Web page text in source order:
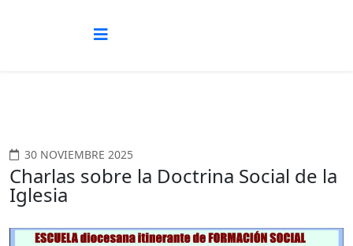
30 NOVIEMBRE 2025
Charlas sobre la Doctrina Social de la
Iglesia